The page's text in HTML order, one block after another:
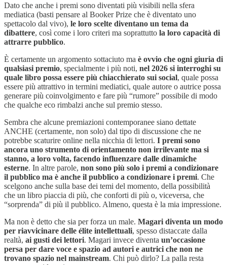
Dato che anche i premi sono diventati più visibili nella sfera
mediatica (basti pensare al Booker Prize che è diventato uno
spettacolo dal vivo), le loro scelte diventano un tema da
dibattere, così come i loro criteri ma soprattutto la loro capacità di
attrarre pubblico.
È certamente un argomento sottaciuto ma è ovvio che ogni giuria di
qualsiasi premio, specialmente i più noti, nel 2026 si interroghi su
quale libro possa essere più chiacchierato sui social, quale possa
essere più attrattivo in termini mediatici, quale autore o autrice possa
generare più coinvolgimento e fare più “rumore” possibile di modo
che qualche eco rimbalzi anche sul premio stesso.
Sembra che alcune premiazioni contemporanee siano dettate
ANCHE (certamente, non solo) dal tipo di discussione che ne
potrebbe scaturire online nella nicchia di lettori. I premi sono
ancora uno strumento di orientamento non irrilevante ma si
stanno, a loro volta, facendo influenzare dalle dinamiche
esterne. In altre parole, non sono più solo i premi a condizionare
il pubblico ma è anche il pubblico a condizionare i premi. Che
scelgono anche sulla base dei temi del momento, della possibilità
che un libro piaccia di più, che conforti di più o, viceversa, che
“sorprenda” di più il pubblico. Almeno, questa è la mia impressione.
Ma non è detto che sia per forza un male. Magari diventa un modo
per riavvicinare delle élite intellettuali, spesso distaccate dalla
realtà, ai gusti dei lettori. Magari invece diventa un’occasione
persa per dare voce e spazio ad autori e autrici che non ne
trovano spazio nel mainstream. Chi può dirlo? La palla resta